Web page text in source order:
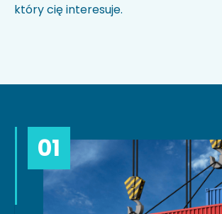
który cię interesuje.
01